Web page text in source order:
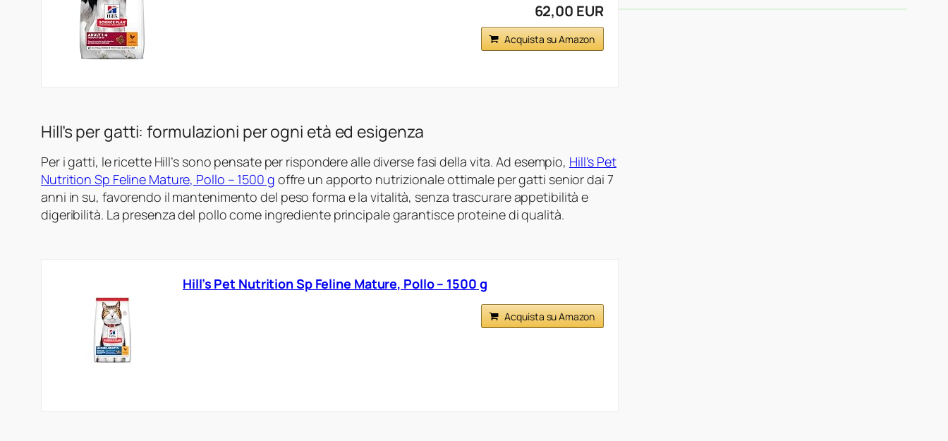
62,00 EUR
Acquista su Amazon
Hill’s per gatti: formulazioni per ogni età ed esigenza
Per i gatti, le ricette Hill’s sono pensate per rispondere alle diverse fasi della vita. Ad esempio, Hill’s Pet
Nutrition Sp Feline Mature, Pollo – 1500 g offre un apporto nutrizionale ottimale per gatti senior dai 7
anni in su, favorendo il mantenimento del peso forma e la vitalità, senza trascurare appetibilità e
digeribilità. La presenza del pollo come ingrediente principale garantisce proteine di qualità.
Hill’s Pet Nutrition Sp Feline Mature, Pollo – 1500 g
Acquista su Amazon